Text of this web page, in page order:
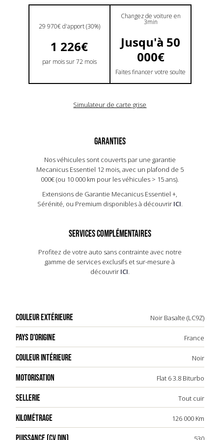
COULEUR EXTÉRIEURE Noir Basalte (LC9Z)
PAYS D'ORIGINE France
COULEUR INTÉRIEURE Noir
MOTORISATION Flat 6 3.8 Biturbo
SELLERIE Tout cuir
KILOMÉTRAGE 126 000 Km
29 970€ d'apport (30%)
1 226€
par mois sur 72 mois
Changez de voiture en
3min
Jusqu'à 50
000€
Faites financer votre soulte
Simulateur de carte grise
GARANTIES
Nos véhicules sont couverts par une garantie
Mecanicus Essentiel 12 mois, avec un plafond de 5
000€ (ou 10 000 km pour les véhicules > 15 ans).​
Extensions de Garantie Mecanicus Essentiel +,
Sérénité, ou Premium disponibles à découvrir ICI.
SERVICES COMPLÉMENTAIRES
Profitez de votre auto sans contrainte avec notre
gamme de services exclusifs et sur-mesure à
découvrir ICI.